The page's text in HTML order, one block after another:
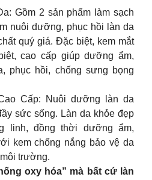
Gồm 2 sản phẩm làm sạch
nuôi dưỡng, phục hồi làn da
quý giá. Đặc biệt, kem mắt
cao cấp giúp dưỡng ẩm,
phục hồi, chống sưng bọng
Cấp: Nuôi dưỡng làn da
sức sống. Làn da khỏe đẹp
linh, đồng thời dưỡng ẩm,
kem chống nắng bảo vệ da
trường.
oxy hóa” mà bất cứ làn